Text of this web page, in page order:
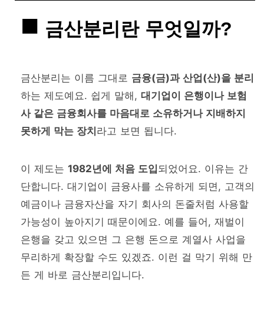
금산분리란 무엇일까?
금산분리는 이름 그대로 금융(금)과 산업(산)을 분리
하는 제도예요. 쉽게 말해, 대기업이 은행이나 보험
사 같은 금융회사를 마음대로 소유하거나 지배하지
못하게 막는 장치라고 보면 됩니다.
이 제도는 1982년에 처음 도입되었어요. 이유는 간
단합니다. 대기업이 금융사를 소유하게 되면, 고객의
예금이나 금융자산을 자기 회사의 돈줄처럼 사용할
가능성이 높아지기 때문이에요. 예를 들어, 재벌이
은행을 갖고 있으면 그 은행 돈으로 계열사 사업을
무리하게 확장할 수도 있겠죠. 이런 걸 막기 위해 만
든 게 바로 금산분리입니다.